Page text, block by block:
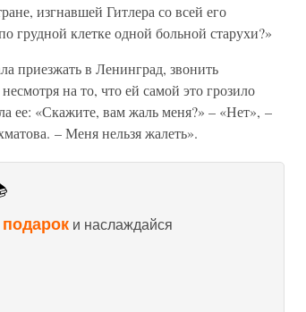
изгнавшей Гитлера со всей его
грудной клетке одной больной старухи?»
приезжать в Ленинград, звонить
на то, что ей самой это грозило
ее: «Скажите, вам жаль меня?» – «Нет», –
– Меня нельзя жалеть».
и наслаждайся